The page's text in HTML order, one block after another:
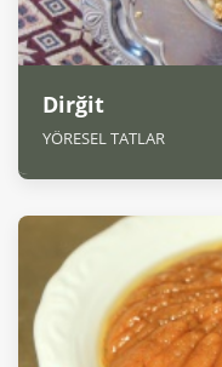
Dirğit
YÖRESEL TATLAR